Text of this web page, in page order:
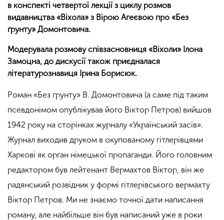
в конспекті четвертої лекції з циклу розмов
видавництва «Віхола» з Вірою Агеєвою про «Без
ґрунту» Домонтовича.
Модерувала розмову співзасновниця «Віхоли» Ілона
Замоцна, до дискусії також приєдналася
літературознавиця Ірина Борисюк.
Роман «Без ґрунту» В. Домонтовича (а саме під таким
псевдонімом опублікував його Віктор Петров) вийшов
1942 року на сторінках журналу «Український засів».
Журнал виходив друком в окупованому гітлерівцями
Харкові як орган німецької пропаганди. Його головним
редактором був лейтенант Вермахтов Віктор, він же
радянський розвідник у формі гітлерівського вермахту
Віктор Петров. Ми не знаємо точної дати написання
роману, але найбільше він був написаний уже в роки